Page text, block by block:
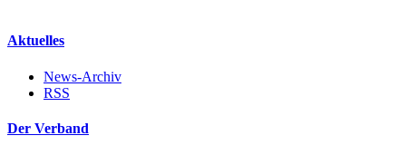
Aktuelles
News-Archiv
RSS
Der Verband